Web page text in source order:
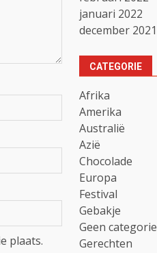
plaats.
januari 2022
december 2021
CATEGORIE
Afrika
Amerika
Australië
Azië
Chocolade
Europa
Festival
Gebakje
Geen categorie
Gerechten